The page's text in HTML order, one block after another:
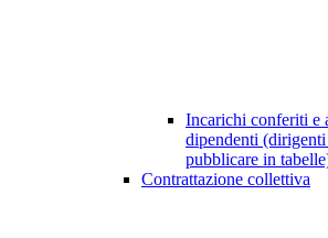
Incarichi conferiti e
dipendenti
pubblicare in
Contrattazione collettiva